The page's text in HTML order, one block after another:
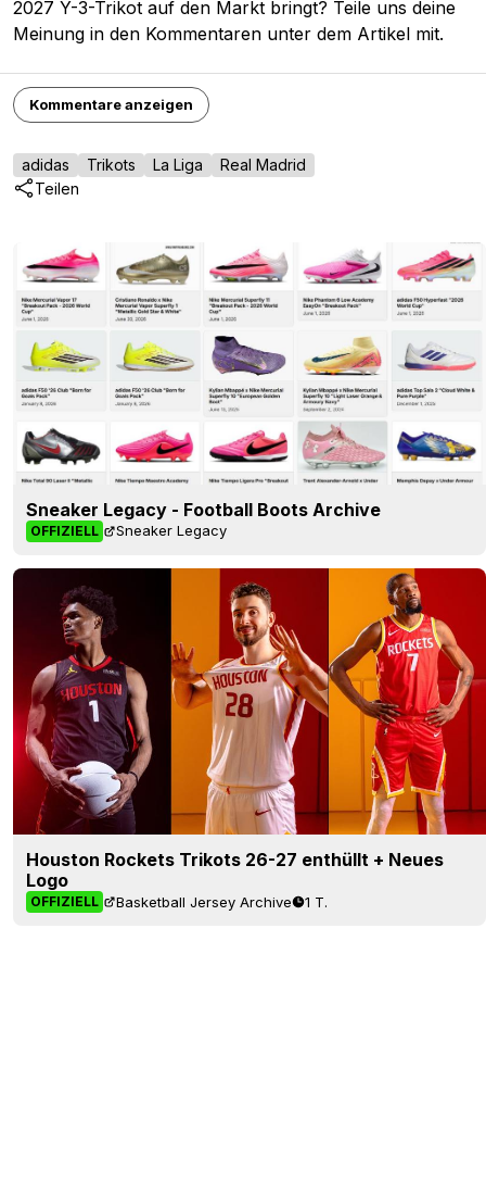
2027 Y-3-Trikot auf den Markt bringt? Teile uns deine
Meinung in den Kommentaren unter dem Artikel mit.
Kommentare anzeigen
adidas Trikots La Liga
Real Madrid
Teilen
Sneaker Legacy - Football Boots Archive
OFFIZIELL Sneaker Legacy
Houston Rockets Trikots 26-27 enthüllt + Neues
Logo
OFFIZIELL Basketball Jersey Archive 1 T.